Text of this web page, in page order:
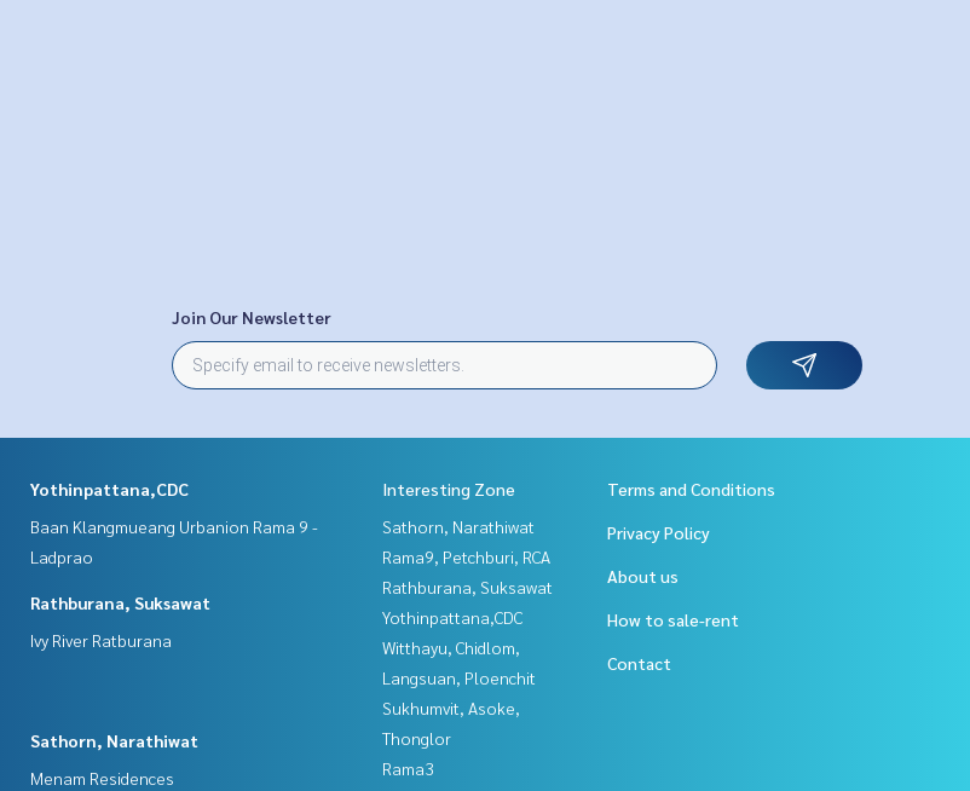
Join Our Newsletter
Yothinpattana,CDC
Baan Klangmueang Urbanion Rama 9 -
Ladprao
Rathburana, Suksawat
Ivy River Ratburana
Sathorn, Narathiwat
Menam Residences
Interesting Zone
Sathorn, Narathiwat
Rama9, Petchburi, RCA
Rathburana, Suksawat
Yothinpattana,CDC
Witthayu, Chidlom,
Langsuan, Ploenchit
Sukhumvit, Asoke,
Thonglor
Rama3
Terms and Conditions
Privacy Policy
About us
How to sale-rent
Contact